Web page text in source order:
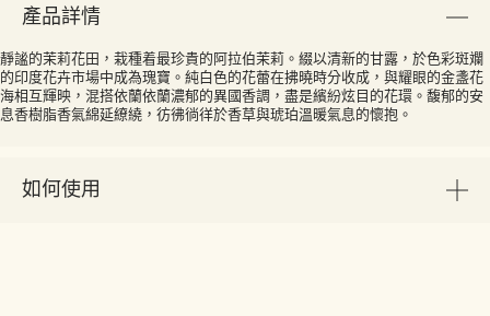
產品詳情
靜謐的茉莉花田，栽種着最珍貴的阿拉伯茉莉。綴以清新的甘露，於色彩斑斕
的印度花卉市場中成為瑰寶。純白色的花蕾在拂曉時分收成，與耀眼的金盞花
海相互輝映，混搭依蘭依蘭濃郁的異國香調，盡是繽紛炫目的花環。馥郁的安
息香樹脂香氣綿延繚繞，彷彿徜徉於香草與琥珀溫暖氣息的懷抱。
如何使用